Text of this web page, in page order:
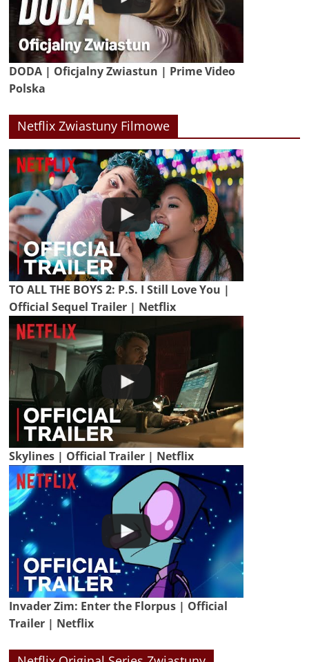
DODA | Oficjalny Zwiastun | Prime Video
Polska
Netflix Zwiastuny Filmowe
TO ALL THE BOYS 2: P.S. I Still Love You |
Official Sequel Trailer | Netflix
Skylines | Official Trailer | Netflix
Invader Zim: Enter the Florpus | Official
Trailer | Netflix